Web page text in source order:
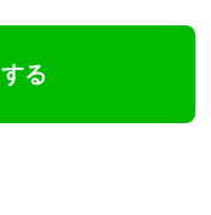
る